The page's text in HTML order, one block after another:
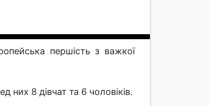
першість з важкої
них 8 дівчат та 6 чоловіків.